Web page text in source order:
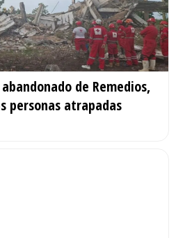
de Remedios,
personas atrapadas